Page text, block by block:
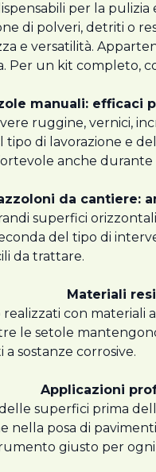
per la
di polveri, detriti o
e versatilità.
Per un kit completo,
manuali: efficaci
ruggine, vernici,
tipo di lavorazione e
anche durante
da cantiere:
superfici
del tipo di
da trattare.
Materiali
con materiali
le setole
a sostanze corrosive.
Applicazioni
superfici prima
nella posa di
giusto per